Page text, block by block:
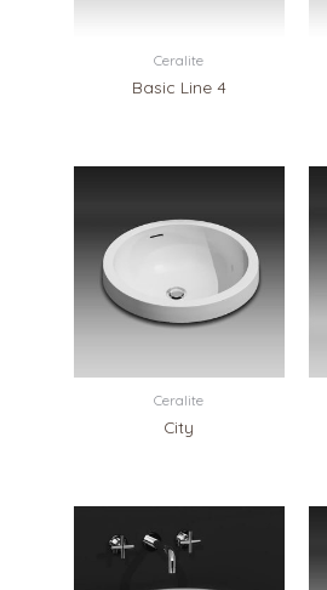
Ceralite
Basic Line 4
Ceralite
City